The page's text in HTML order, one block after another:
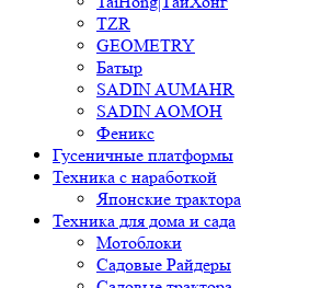
TZR
GEOMETRY
Батыр
SADIN AUMAHR
SADIN AOMOH
Феникс
Гусеничные платформы
Техника с наработкой
Японские трактора
Техника для дома и сада
Мотоблоки
Садовые Райдеры